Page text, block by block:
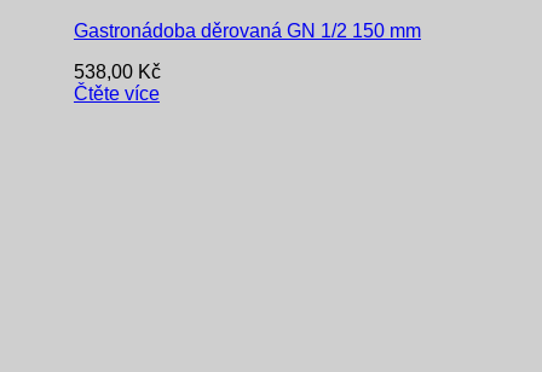
Gastronádoba děrovaná GN 1/2 150 mm
538,00 Kč
Čtěte více